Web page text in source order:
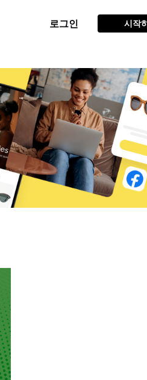
로그인 시작